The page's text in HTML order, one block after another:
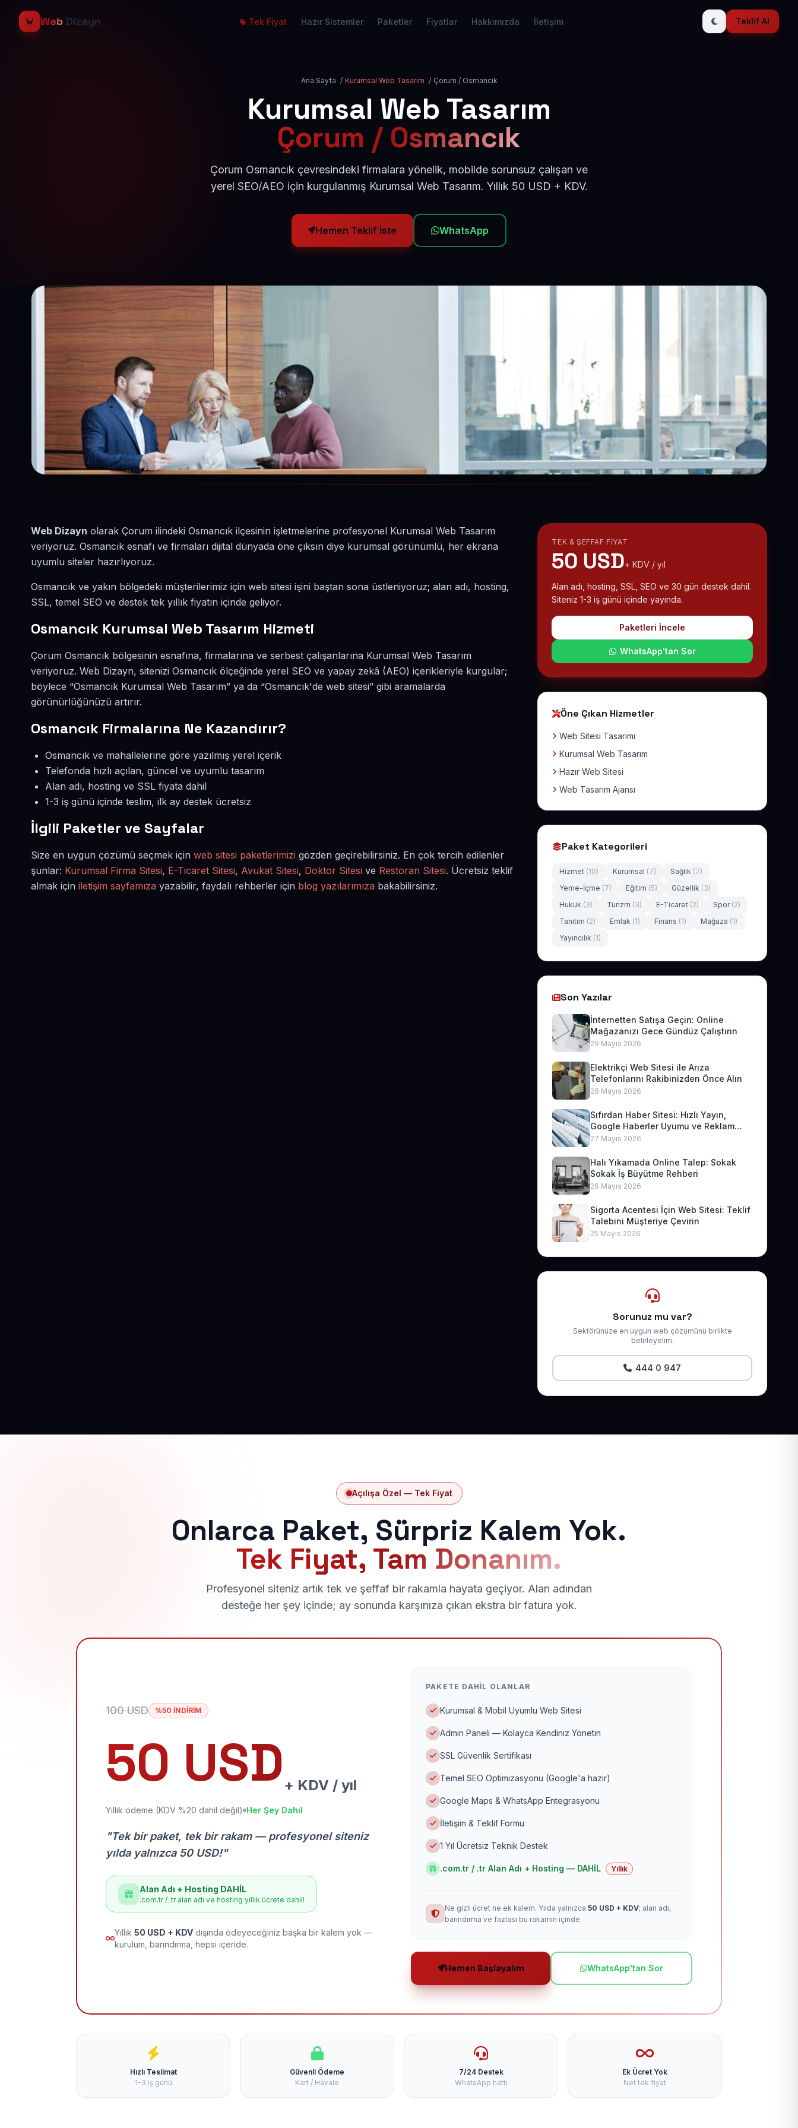
Web Dizayn Tek Fiyat Hazır Sistemler Paketler Fiyatlar Hakkımızda İletişim Teklif Al
Ana Sayfa / Kurumsal Web Tasarım / Çorum / Osmancık
Kurumsal Web Tasarım
Çorum / Osmancık
Çorum Osmancık çevresindeki firmalara yönelik, mobilde sorunsuz çalışan ve
yerel SEO/AEO için kurgulanmış Kurumsal Web Tasarım. Yıllık 50 USD + KDV.
Hemen Teklif İste WhatsApp
Web Dizayn olarak Çorum ilindeki Osmancık ilçesinin işletmelerine profesyonel Kurumsal Web Tasarım
veriyoruz. Osmancık esnafı ve firmaları dijital dünyada öne çıksın diye kurumsal görünümlü, her ekrana
uyumlu siteler hazırlıyoruz.
Osmancık ve yakın bölgedeki müşterilerimiz için web sitesi işini baştan sona üstleniyoruz; alan adı, hosting,
SSL, temel SEO ve destek tek yıllık fiyatın içinde geliyor.
Osmancık Kurumsal Web Tasarım Hizmeti
Çorum Osmancık bölgesinin esnafına, firmalarına ve serbest çalışanlarına Kurumsal Web Tasarım
veriyoruz. Web Dizayn, sitenizi Osmancık ölçeğinde yerel SEO ve yapay zekâ (AEO) içerikleriyle kurgular;
böylece “Osmancık Kurumsal Web Tasarım” ya da “Osmancık'de web sitesi” gibi aramalarda
görünürlüğünüzü artırır.
Osmancık Firmalarına Ne Kazandırır?
Osmancık ve mahallelerine göre yazılmış yerel içerik
Telefonda hızlı açılan, güncel ve uyumlu tasarım
Alan adı, hosting ve SSL fiyata dahil
1-3 iş günü içinde teslim, ilk ay destek ücretsiz
İlgili Paketler ve Sayfalar
Size en uygun çözümü seçmek için web sitesi paketlerimizi gözden geçirebilirsiniz. En çok tercih edilenler
şunlar: Kurumsal Firma Sitesi, E-Ticaret Sitesi, Avukat Sitesi, Doktor Sitesi ve Restoran Sitesi. Ücretsiz teklif
almak için iletişim sayfamıza yazabilir, faydalı rehberler için blog yazılarımıza bakabilirsiniz.
TEK & ŞEFFAF FIYAT
50 USD+ KDV / yıl
Alan adı, hosting, SSL, SEO ve 30 gün destek dahil.
Siteniz 1-3 iş günü içinde yayında.
Paketleri İncele
WhatsApp'tan Sor
Öne Çıkan Hizmetler
Web Sitesi Tasarımı
Kurumsal Web Tasarım
Hazır Web Sitesi
Web Tasarım Ajansı
Paket Kategorileri
Hizmet (10) Kurumsal (7) Sağlık (7)
Yeme-İçme (7) Eğitim (5) Güzellik (3)
Hukuk (3) Turizm (3) E-Ticaret (2) Spor (2)
Tanıtım (2) Emlak (1) Finans (1) Mağaza (1)
Yayıncılık (1)
Son Yazılar
İnternetten Satışa Geçin: Online
Mağazanızı Gece Gündüz Çalıştırın
29 Mayıs 2026
Elektrikçi Web Sitesi ile Arıza
Telefonlarını Rakibinizden Önce Alın
28 Mayıs 2026
Sıfırdan Haber Sitesi: Hızlı Yayın,
Google Haberler Uyumu ve Reklam
Geliri
27 Mayıs 2026
Halı Yıkamada Online Talep: Sokak
Sokak İş Büyütme Rehberi
26 Mayıs 2026
Sigorta Acentesi İçin Web Sitesi: Teklif
Talebini Müşteriye Çevirin
25 Mayıs 2026
Sorunuz mu var?
Sektörünüze en uygun web çözümünü birlikte
belirleyelim.
444 0 947
Açılışa Özel — Tek Fiyat
Onlarca Paket, Sürpriz Kalem Yok.
Tek Fiyat, Tam Donanım.
Profesyonel siteniz artık tek ve şeffaf bir rakamla hayata geçiyor. Alan adından
desteğe her şey içinde; ay sonunda karşınıza çıkan ekstra bir fatura yok.
100 USD %50 İNDİRİM
50 USD + KDV / yıl
Yıllık ödeme (KDV %20 dahil değil) Her Şey Dahil
"Tek bir paket, tek bir rakam — profesyonel siteniz
yılda yalnızca 50 USD!"
Alan Adı + Hosting DAHİL
.com.tr / .tr alan adı ve hosting yıllık ücrete dahil!
Yıllık 50 USD + KDV dışında ödeyeceğiniz başka bir kalem yok —
kurulum, barındırma, hepsi içeride.
PAKETE DAHIL OLANLAR
Kurumsal & Mobil Uyumlu Web Sitesi
Admin Paneli — Kolayca Kendiniz Yönetin
SSL Güvenlik Sertifikası
Temel SEO Optimizasyonu (Google'a hazır)
Google Maps & WhatsApp Entegrasyonu
İletişim & Teklif Formu
1 Yıl Ücretsiz Teknik Destek
.com.tr / .tr Alan Adı + Hosting — DAHİL Yıllık
Ne gizli ücret ne ek kalem. Yılda yalnızca 50 USD + KDV; alan adı,
barındırma ve fazlası bu rakamın içinde.
Hemen Başlayalım WhatsApp'tan Sor
Hızlı Teslimat
1-3 iş günü
Güvenli Ödeme
Kart / Havale
7/24 Destek
WhatsApp hattı
Ek Ücret Yok
Net tek fiyat